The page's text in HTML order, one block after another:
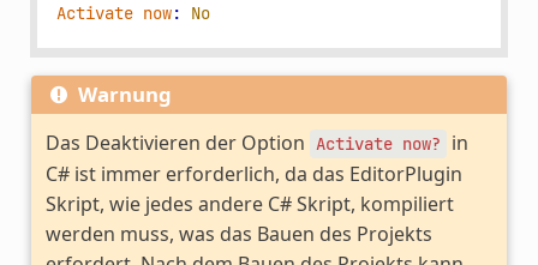
Activate now: No
Warnung
Das Deaktivieren der Option Activate now?
in
C# ist immer erforderlich, da das EditorPlugin
Skript, wie jedes andere C# Skript, kompiliert
werden muss, was das Bauen des Projekts